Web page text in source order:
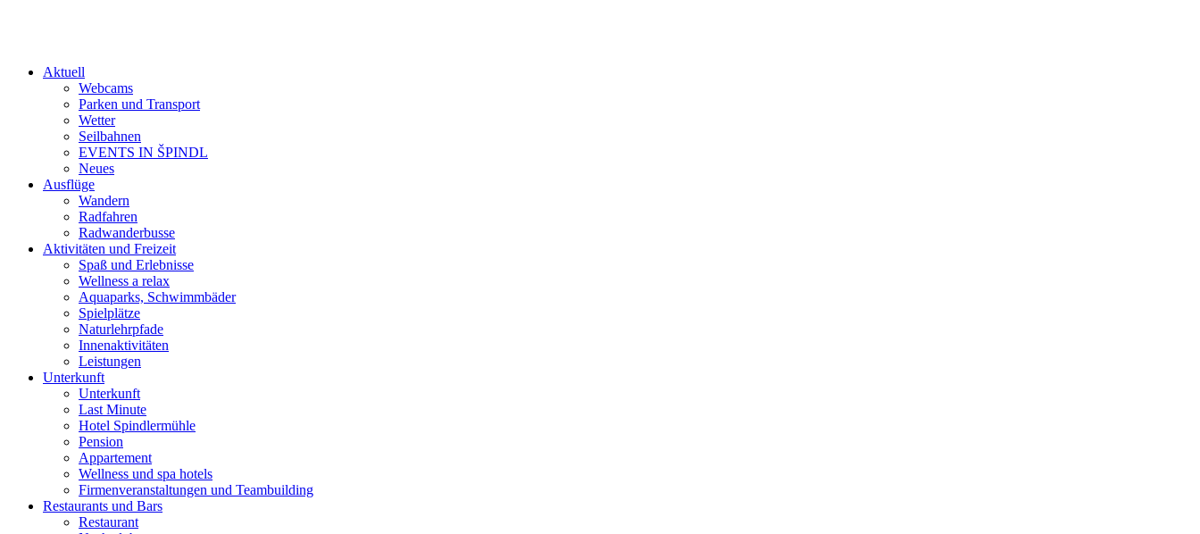
Aktuell
Webcams
Parken und Transport
Wetter
Seilbahnen
EVENTS IN ŠPINDL
Neues
Ausflüge
Wandern
Radfahren
Radwanderbusse
Aktivitäten und Freizeit
Spaß und Erlebnisse
Wellness a relax
Aquaparks, Schwimmbäder
Spielplätze
Naturlehrpfade
Innenaktivitäten
Leistungen
Unterkunft
Unterkunft
Last Minute
Hotel Spindlermühle
Pension
Appartement
Wellness und spa hotels
Firmenveranstaltungen und Teambuilding
Restaurants und Bars
Restaurant